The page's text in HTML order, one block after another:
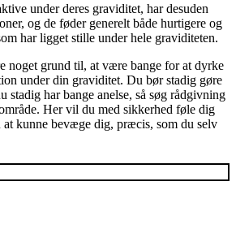
under deres graviditet, har desuden
og de føder generelt både hurtigere og
har ligget stille under hele graviditeten.
noget grund til, at være bange for at dyrke
under din graviditet. Du bør stadig gøre
stadig har bange anelse, så søg rådgivning
Her vil du med sikkerhed føle dig
kunne bevæge dig, præcis, som du selv